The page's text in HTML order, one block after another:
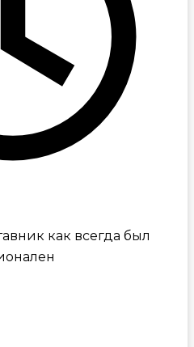
как всегда был